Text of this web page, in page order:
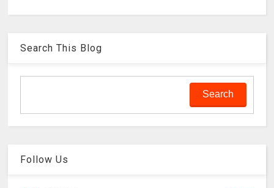
Search This Blog
Follow Us